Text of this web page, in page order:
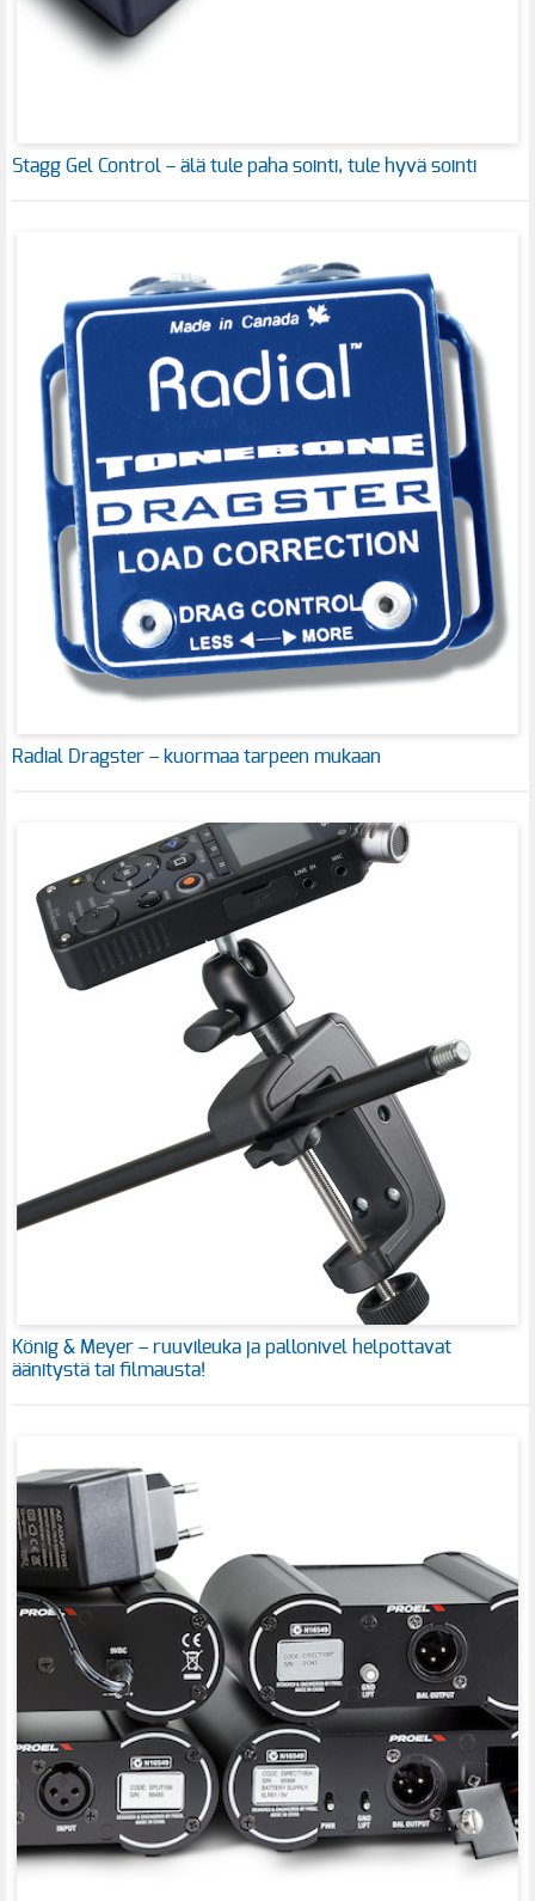
Stagg Gel Control – älä tule paha sointi, tule hyvä sointi
Radial Dragster – kuormaa tarpeen mukaan
König & Meyer – ruuvileuka ja pallonivel helpottavat
äänitystä tai filmausta!